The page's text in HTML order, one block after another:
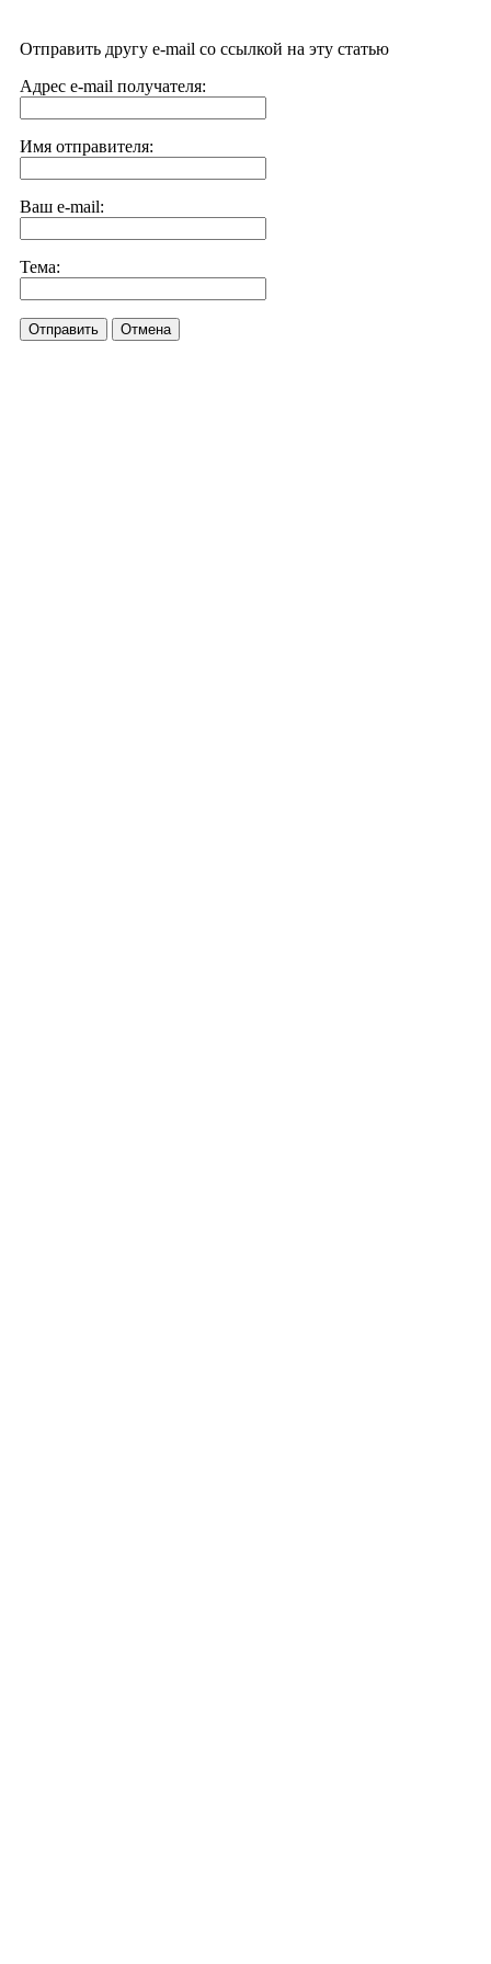
Отправить другу e-mail со ссылкой на эту статью
Адрес e-mail получателя:
Имя отправителя:
Ваш e-mail:
Тема:
Отправить Отмена